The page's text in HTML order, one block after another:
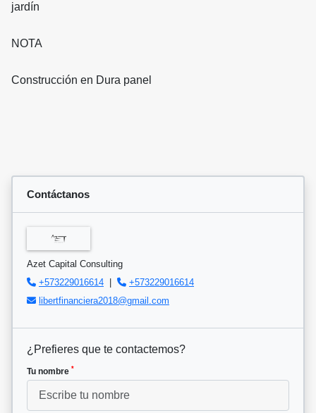
jardín
NOTA
Construcción en Dura panel
Contáctanos
Azet Capital Consulting
+573229016614 |
+573229016614
libertfinanciera2018@gmail.com
¿Prefieres que te contactemos?
Tu nombre *